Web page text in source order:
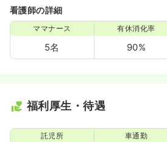
看護師の詳細
ママナース
5名
有休消化率
90%
福利厚生・待遇
託児所 車通勤